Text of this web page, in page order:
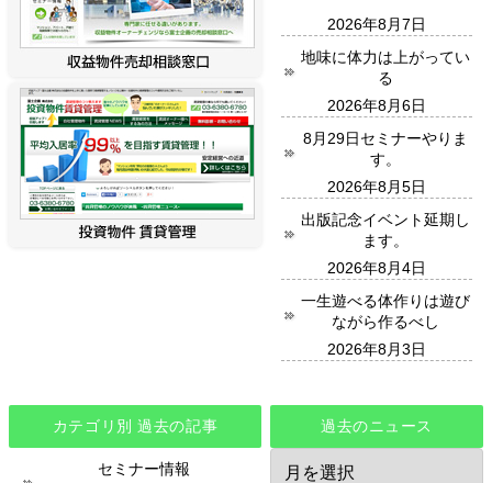
2026年8月7日
地味に体力は上がってい
る
2026年8月6日
8月29日セミナーやりま
す。
2026年8月5日
出版記念イベント延期し
ます。
2026年8月4日
一生遊べる体作りは遊び
ながら作るべし
2026年8月3日
カテゴリ別 過去の記事
セミナー情報
過去のニュース
過